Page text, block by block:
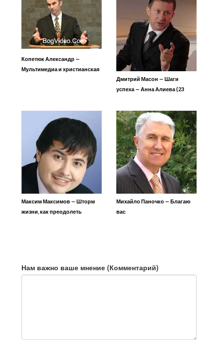
Копетюк Александр —
Мультимедиа и христианская
Дмитрий Масон — Шаги
успеха — Анна Алиева (23
Максим Максимов — Шторм
жизни, как преодолеть
Михайло Паночко — Благаю
вас
Нам важно ваше мнение (Комментарий)